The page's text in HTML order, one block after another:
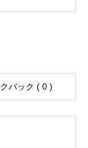
クバック ( 0 )